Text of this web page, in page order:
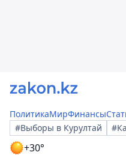
ПолитикаМирФинансы
#Выборы в Курултай
+30°